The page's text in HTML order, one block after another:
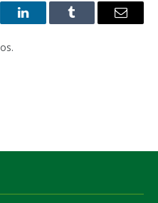
LinkedInTumblr
E-